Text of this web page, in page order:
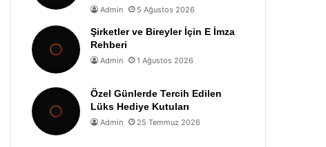
Admin 5 Ağustos 2026
Şirketler ve Bireyler İçin E İmza
Rehberi
Admin 1 Ağustos 2026
Özel Günlerde Tercih Edilen
Lüks Hediye Kutuları
Admin 25 Temmuz 2026